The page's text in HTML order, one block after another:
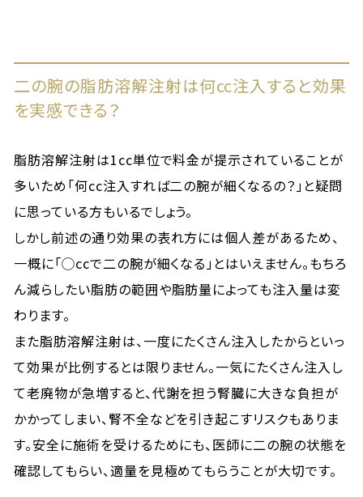
二の腕の脂肪溶解注射は何cc注入すると効果
を実感できる？
脂肪溶解注射は1cc単位で料金が提示されていることが
多いため「何cc注入すれば二の腕が細くなるの？」と疑問
に思っている方もいるでしょう。
しかし前述の通り効果の表れ方には個人差があるため、
一概に「◯ccで二の腕が細くなる」とはいえません。もちろ
ん減らしたい脂肪の範囲や脂肪量によっても注入量は変
わります。
また脂肪溶解注射は、一度にたくさん注入したからといっ
て効果が比例するとは限りません。一気にたくさん注入し
て老廃物が急増すると、代謝を担う腎臓に大きな負担が
かかってしまい、腎不全などを引き起こすリスクもありま
す。安全に施術を受けるためにも、医師に二の腕の状態を
確認してもらい、適量を見極めてもらうことが大切です。